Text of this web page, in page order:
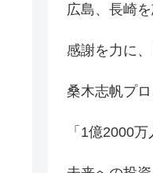
広島、長崎を
感謝を力に
桑木志帆プロ
「1億2000